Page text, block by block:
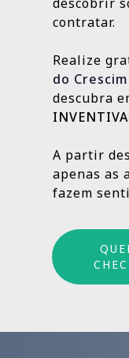
Fazer meu
pode crescer.
Outras, como
construção
resultados
do tempo.
Por isso
médio e
crescimento
contratar.
Realize
do
descubra
A partir
apenas as
fazem